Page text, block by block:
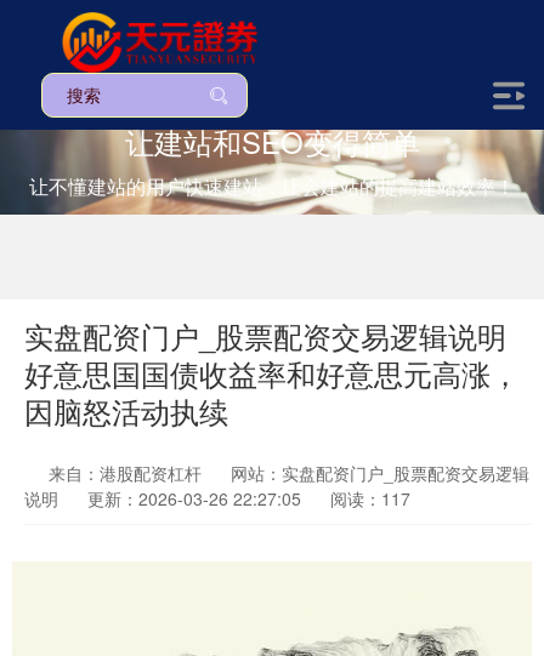
让建站和SEO变得简单
让不懂建站的用户快速建站，让会建站的提高建站效率！
实盘配资门户_股票配资交易逻辑说明
好意思国国债收益率和好意思元高涨，
因脑怒活动执续
来自：港股配资杠杆
网站：实盘配资门户_股票配资交易逻辑
说明
更新：2026-03-26 22:27:05 阅读：117